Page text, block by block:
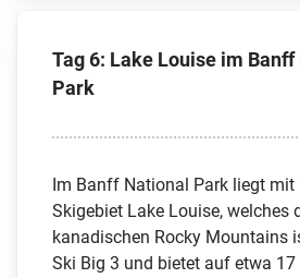
Tag 6: Lake Louise im Banff
Park
Im Banff National Park liegt
Skigebiet Lake Louise, welches
kanadischen Rocky Mountains
Ski Big 3 und bietet auf etwa 17